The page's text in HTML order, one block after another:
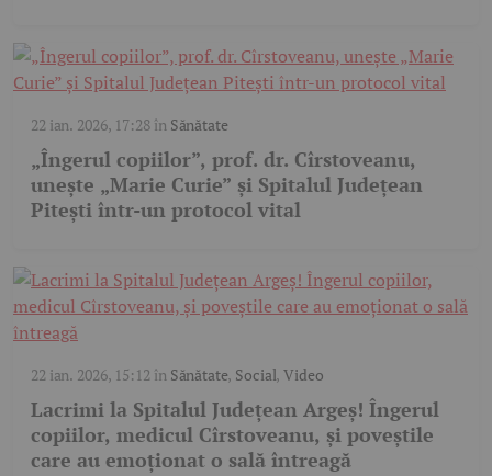
22 ian. 2026, 17:28în Sănătate
„Îngerul copiilor”, prof. dr. Cîrstoveanu,
unește „Marie Curie” și Spitalul Județean
Pitești într-un protocol vital
22 ian. 2026, 15:12 în Sănătate, Social,Video
Lacrimi la Spitalul Județean Argeș! Îngerul
copiilor, medicul Cîrstoveanu, și poveștile
care au emoționat o sală întreagă